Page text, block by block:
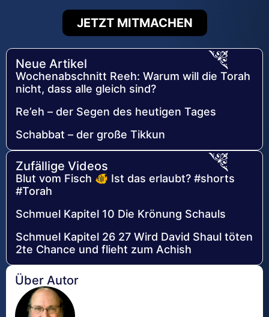
JETZT MITMACHEN
Neue Artikel
Wochenabschnitt Reeh: Warum will die Torah
nicht, dass alle gleich sind?
Re’eh – der Segen des heutigen Tages
Schabbat – der große Tikkun
Zufällige Videos
Blut vom Fisch 🐠 Ist das erlaubt? #shorts
#Torah
Schmuel Kapitel 10 Die Krönung Schauls
Schmuel Kapitel 26 27 Wird David Shaul töten
2te Chance und flieht zum Achish
Über Autor